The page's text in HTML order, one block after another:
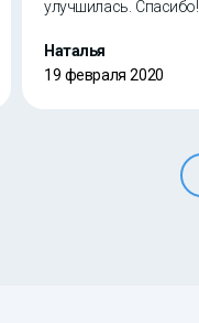
улучшилась. Спасибо!
Наталья
19 февраля 2020